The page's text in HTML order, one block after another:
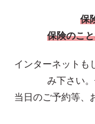
保
保険のこ
インターネットも
み下さい
当日のご予約等、